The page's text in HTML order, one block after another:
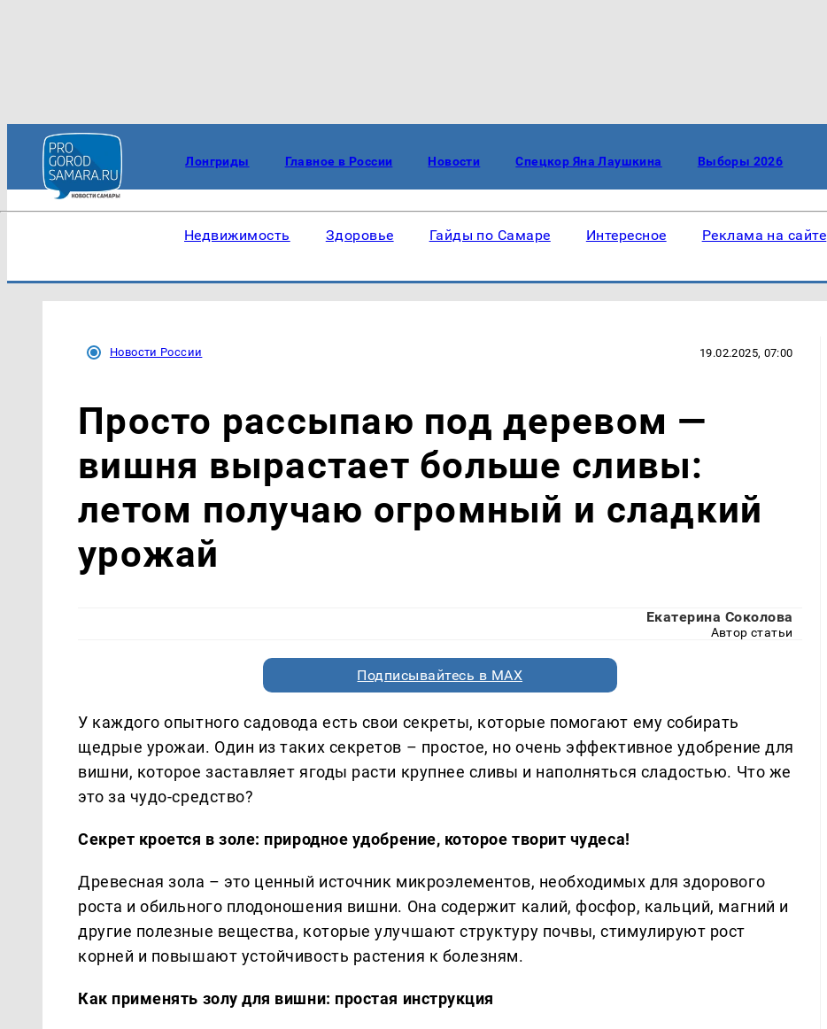
Лонгриды Главное в России Новости Спецкор Яна Лаушкина Выборы 2026
Недвижимость Здоровье Гайды по Самаре Интересное Реклама на сайте
Новости России 19.02.2025, 07:00
Просто рассыпаю под деревом —
вишня вырастает больше сливы:
летом получаю огромный и сладкий
урожай
Екатерина Соколова
Автор статьи
Подписывайтесь в MAX
У каждого опытного садовода есть свои секреты, которые помогают ему собирать
щедрые урожаи. Один из таких секретов – простое, но очень эффективное удобрение для
вишни, которое заставляет ягоды расти крупнее сливы и наполняться сладостью. Что же
это за чудо-средство?
Секрет кроется в золе: природное удобрение, которое творит чудеса!
Древесная зола – это ценный источник микроэлементов, необходимых для здорового
роста и обильного плодоношения вишни. Она содержит калий, фосфор, кальций, магний и
другие полезные вещества, которые улучшают структуру почвы, стимулируют рост
корней и повышают устойчивость растения к болезням.
Как применять золу для вишни: простая инструкция